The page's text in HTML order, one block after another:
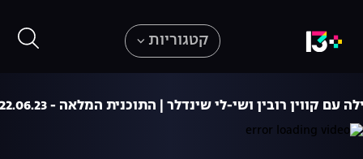
קטגוריות
עם קווין רובין ושי-לי שינדלר | התוכנית המלאה - 22.06.23